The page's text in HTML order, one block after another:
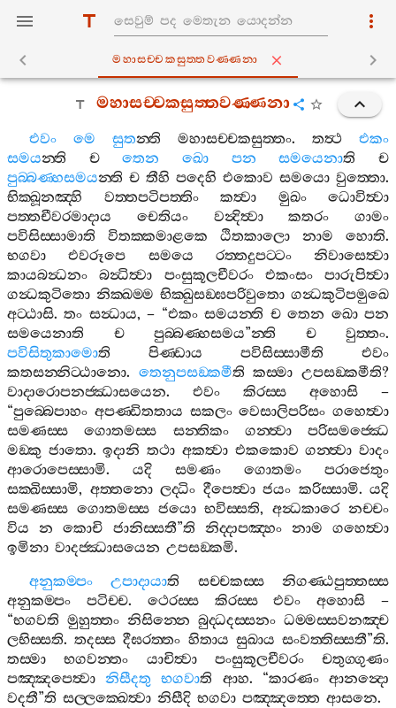
මහාසච‍්චකසුත‍්තවණ‍්ණනා
මහාසච‍්චකසුත‍්තවණ‍්ණනා
එවං මෙ සුතන‍්ති මහාසච‍්චකසුත‍්තං. තත්‍ථ
එකං
සමයන‍්ති ච තෙන ඛො පන සමයෙනාති
ච
පුබ‍්බණ‍්හසමයන‍්ති ච තීහි පදෙහි එකොව සමයො වුත‍්තො.
භික‍්ඛූනඤ‍්හි
වත‍්තපටිපත‍්තිං කත්‍වා මුඛං
ධොවිත්‍වා
පත‍්තචීවරමාදාය
චෙතියං වන්‍දිත්‍වා කතරං
ගාමං
පවිසිස‍්සාමාති
විතක‍්කමාළකෙ ඨිතකාලො නාම හොති.
භගවා
එවරූපෙ සමයෙ රත‍්තදුපට‍්ටං
නිවාසෙත්‍වා
කායබන්‍ධනං
බන්‍ධිත්‍වා පංසුකූලචීවරං එකංසං
පාරුපිත්‍වා
ගන්‍ධකුටිතො නික‍්ඛම‍්ම භික‍්ඛුසඞ‍්ඝපරිවුතො ගන්‍ධකුටිපමුඛෙ
අට‍්ඨාසි.තං සන්‍ධාය, – “එකං සමයන‍්ති ච තෙන ඛො පන
සමයෙනාති
ච පුබ‍්බණ‍්හසමය”න‍්ති ච වුත‍්තං.
පවිසිතුකාමොති පිණ‍්ඩාය පවිසිස‍්සාමීති
එවං
කතසන‍්නිට‍්ඨානො. තෙනුපසඞ‍්කමීති කස‍්මා උපසඞ‍්කමීති?
වාදාරොපනජ‍්ඣාසයෙන. එවං කිරස‍්ස අහොසි –
“පුබ‍්බෙපාහං අපණ‍්ඩිතතාය සකලං වෙසාලිපරිසං ගහෙත්‍වා
සමණස‍්ස
ගොතමස‍්ස සන‍්තිකං ගන‍්ත්‍වා
පරිසමජ‍්ඣෙ
මඞ‍්කු ජාතො.ඉදානි තථා අකත්‍වා එකකොව ගන‍්ත්‍වා වාදං
ආරොපෙස‍්සාමි. යදි සමණං ගොතමං
පරාජෙතුං
සක‍්ඛිස‍්සාමි, අත‍්තනො ලද‍්ධිං දීපෙත්‍වා ජයං කරිස‍්සාමි. යදි
සමණස‍්ස ගොතමස‍්ස ජයො භවිස‍්සති,අන්‍ධකාරෙ නච‍්චං
විය
න කොචි ජානිස‍්සතී”ති නිද‍්දාපඤ‍්හං නාම
ගහෙත්‍වා
ඉමිනා වාදජ‍්ඣාසයෙන උපසඞ‍්කමි.
අනුකම‍්පං
උපාදායාති සච‍්චකස‍්ස
නිගණ‍්ඨපුත‍්තස‍්ස
අනුකම‍්පං
පටිච‍්ච. ථෙරස‍්ස කිරස‍්ස එවං අහොසි –
“භගවති මුහුත‍්තං නිසින‍්නෙ බුද‍්ධදස‍්සනං ධම‍්මස‍්සවනඤ‍්ච
ලභිස‍්සති.තදස‍්ස දීඝරත‍්තං හිතාය සුඛාය සංවත‍්තිස‍්සතී”ති.
තස‍්මා
භගවන‍්තං යාචිත්‍වා පංසුකූලචීවරං
චතුග‍්ගුණං
පඤ‍්ඤපෙත්‍වා නිසීදතු භගවාති ආහ. “කාරණං ආනන්‍දො
වදතී”ති සල‍්ලක‍්ඛෙත්‍වා නිසීදි භගවා පඤ‍්ඤත‍්තෙ ආසනෙ.